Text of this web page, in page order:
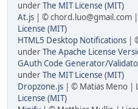
underThe MIT License (MIT)
At.js | © chord.luo@gmail.com
License (MIT)
HTML5 Desktop Notifications |
underThe Apache License
GAuth Code Generator/
underThe MIT License (MIT)
Dropzone.js | © Matias Meno |
License (MIT)